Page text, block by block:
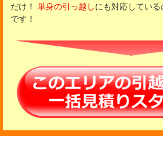
だけ！
単身の引っ越しにも対応してい
です！